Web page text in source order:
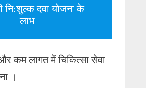
नि:शुल्क दवा योजना के
लाभ
कम लागत में चिकित्सा सेवा
।